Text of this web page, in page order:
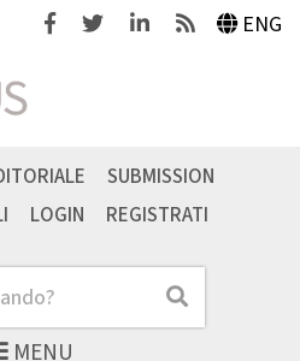
FacebookTwitterLinkedinFeeds ENG
MENU
Cerca
SUBMISSION
LOGIN REGISTRATI